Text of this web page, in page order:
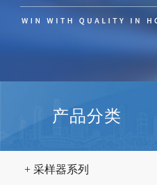
产品分类
+ 采样器系列